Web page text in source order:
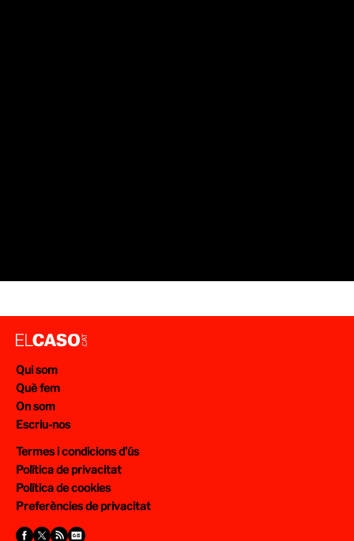
Qui som
Què fem
On som
Escriu-nos
Termes i condicions d’ús
Política de privacitat
Política de cookies
Preferències de privacitat